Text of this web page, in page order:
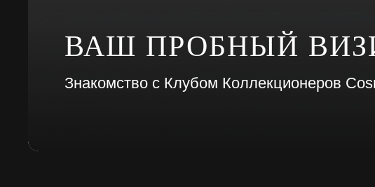
ВАШ ПРОБНЫЙ
Знакомство с Клубом Коллекционеров